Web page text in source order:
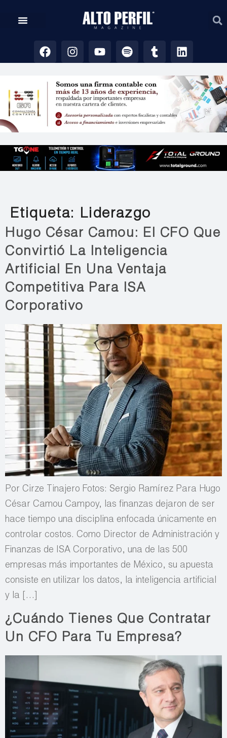
Etiqueta: Liderazgo
Hugo César Camou: El CFO Que
Convirtió La Inteligencia
Artificial En Una Ventaja
Competitiva Para ISA
Corporativo
Por Cirze Tinajero Fotos: Sergio Ramírez Para Hugo
César Camou Campoy, las finanzas dejaron de ser
hace tiempo una disciplina enfocada únicamente en
controlar costos. Como Director de Administración y
Finanzas de ISA Corporativo, una de las 500
empresas más importantes de México, su apuesta
consiste en utilizar los datos, la inteligencia artificial
y la […]
¿Cuándo Tienes Que Contratar
Un CFO Para Tu Empresa?